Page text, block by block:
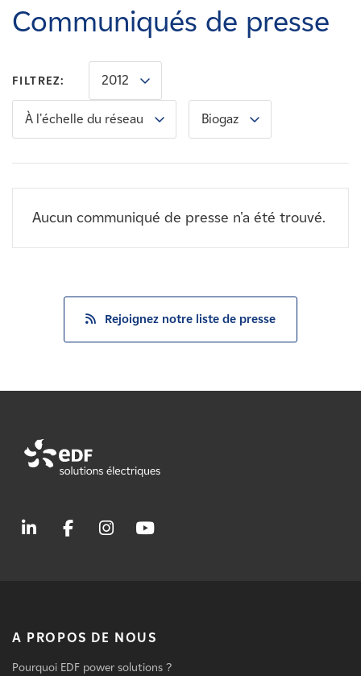
Carrières
Nouvelles
Contactez-nous
Communiqués de presse
FILTREZ: 2012
À l'échelle du réseau Biogaz
Aucun communiqué de presse n'a été trouvé.
Rejoignez notre liste de presse
A PROPOS DE NOUS
Pourquoi EDF power solutions ?